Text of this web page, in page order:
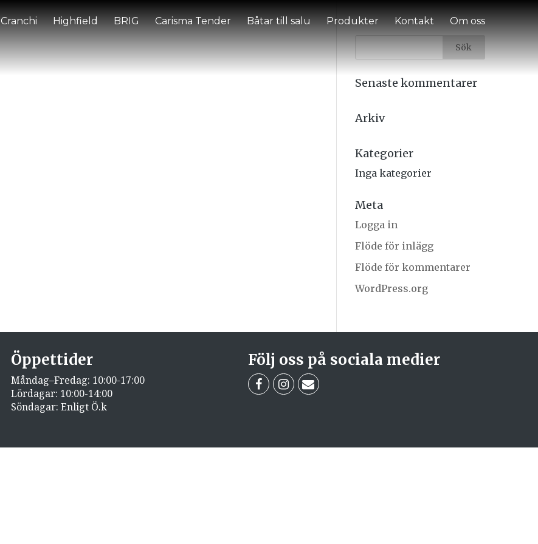
Cranchi Highfield BRIG Carisma Tender Båtar till salu Produkter Kontakt Om oss
Senaste kommentarer
Arkiv
Kategorier
Inga kategorier
Meta
Logga in
Flöde för inlägg
Flöde för kommentarer
WordPress.org
Öppettider
Måndag–Fredag: 10:00-17:00
Lördagar: 10:00-14:00
Söndagar: Enligt Ö.k
Följ oss på sociala medier